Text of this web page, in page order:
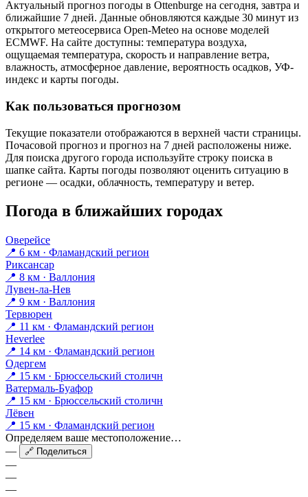
Актуальный прогноз погоды в Ottenburgе на сегодня, завтра и
ближайшие 7 дней. Данные обновляются каждые 30 минут из
открытого метеосервиса Open-Meteo на основе моделей
ECMWF. На сайте доступны: температура воздуха,
ощущаемая температура, скорость и направление ветра,
влажность, атмосферное давление, вероятность осадков, УФ-
индекс и карты погоды.
Как пользоваться прогнозом
Текущие показатели отображаются в верхней части страницы.
Почасовой прогноз и прогноз на 7 дней расположены ниже.
Для поиска другого города используйте строку поиска в
шапке сайта. Карты погоды позволяют оценить ситуацию в
регионе — осадки, облачность, температуру и ветер.
Погода в ближайших городах
Оверейсе
📍 6 км · Фламандский регион
Риксансар
📍 8 км · Валлония
Лувен-ла-Нев
📍 9 км · Валлония
Тервюрен
📍 11 км · Фламандский регион
Heverlee
📍 14 км · Фламандский регион
Одергем
📍 15 км · Брюссельский столичн
Ватермаль-Буафор
📍 15 км · Брюссельский столичн
Лёвен
📍 15 км · Фламандский регион
Определяем ваше местоположение…
—
🔗 Поделиться
—
—
—